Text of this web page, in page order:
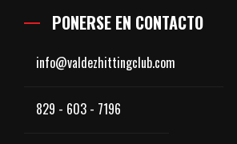
PONERSE EN CONTACTO
info@valdezhittingclub.com
829 - 603 - 7196